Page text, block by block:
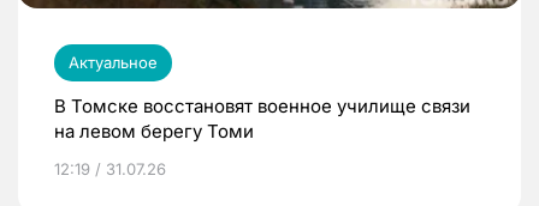
Актуальное
В Томске восстановят военное училище связи
на левом берегу Томи
12:19 / 31.07.26